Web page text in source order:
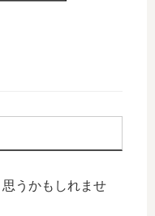
思うかもしれませ